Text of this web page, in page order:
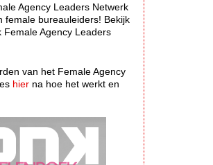
Agency Leaders Netwerk
female bureauleiders! Bekijk
Female Agency Leaders
van het Female Agency
hier na hoe het werkt en